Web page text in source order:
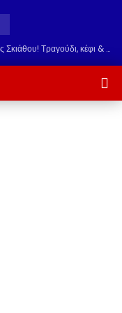
Ο Χαριτοδιπλωμένος… έβαλε φωτιά στη νύχτα της Σκιάθου! Τραγούδι, κέφι & εκλεκτή παρέα στο Carnayo